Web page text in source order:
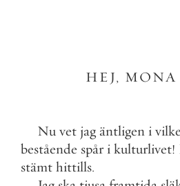
HEJ, MONA
Nu vet jag äntligen i
bestående spår i kulturlivet!
stämt hittills.